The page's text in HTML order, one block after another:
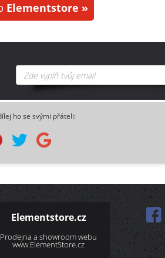
Elementstore »
ho se svými přáteli:
Elementstore.cz
Prodejna a showroom webu
www.ElementStore.cz